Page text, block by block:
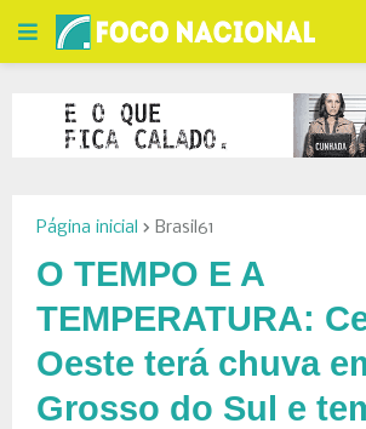
Página inicial Brasil61
O TEMPO E A
TEMPERATURA:
Oeste terá chuva
Grosso do Sul e